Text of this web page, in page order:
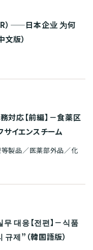
）——日本企业 为何
版）
対応【前編】－食薬区
サイエンスチーム
製品／医薬部外品／化
대응【전편】－식품
제”（韓国語版）